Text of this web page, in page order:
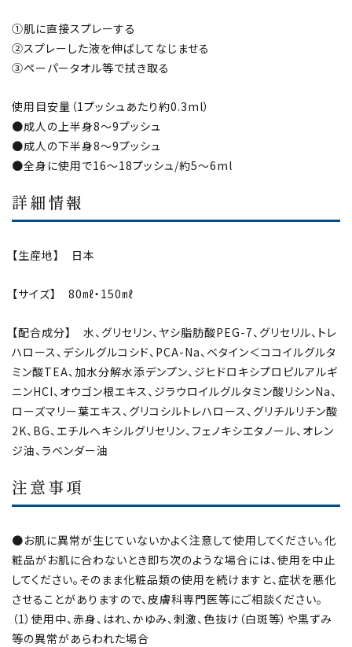
①肌に直接スプレーする
②スプレーした液を伸ばしてなじませる
③ペーパータオル等で拭き取る
使用目安量（1プッシュあたり約0.3ml）
●成人の上半身8～9プッシュ
●成人の下半身8～9プッシュ
●全身に使用で16～18プッシュ/約5～6ml
詳細情報
【生産地】 日本
【サイズ】 80㎖・150㎖
【配合成分】 水、グリセリン、ヤシ脂肪酸PEG-7、グリセリル、トレ
ハロース、デシルグルコシド、PCA-Na、ベタイン＜ココイルグルタ
ミン酸TEA、加水分解水添デンプン、ジヒドロキシプロピルアルギ
ニンHCI、オウゴン根エキス、ジラウロイルグルタミン酸リシンNa、
ローズマリー葉エキス、グリコシルトレハロース、グリチルリチン酸
2K、BG、エチルヘキシルグリセリン、フェノキシエタノール、オレン
ジ油、ラベンダー油
注意事項
●お肌に異常が生じていないかよく注意して使用してください。化
粧品がお肌に合わないとき即ち次のような場合には、使用を中止
してください。そのまま化粧品類の使用を続けますと、症状を悪化
させることがありますので、皮膚科専門医等にご相談ください。
（1）使用中、赤身、はれ、かゆみ、刺激、色抜け（白斑等）や黒ずみ
等の異常があらわれた場合